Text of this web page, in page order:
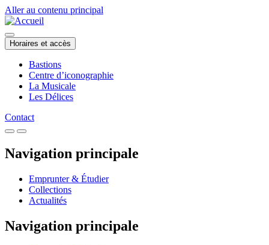
Aller au contenu principal
Horaires et accès
Bastions
Centre d’iconographie
La Musicale
Les Délices
Contact
Navigation principale
Emprunter & Étudier
Collections
Actualités
Navigation principale